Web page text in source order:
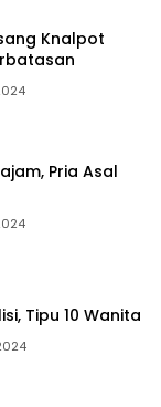
Knalpot
Pria Asal
Tipu 10 Wanita